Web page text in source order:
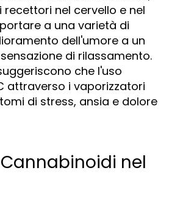
nel cervello e nel
a una varietà di
dell'umore a un
di rilassamento.
che l'uso
attraverso i vaporizzatori
di stress, ansia e dolore
nel